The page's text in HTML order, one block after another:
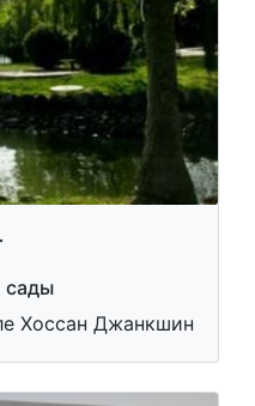
сады
Хоссан Джанкшин